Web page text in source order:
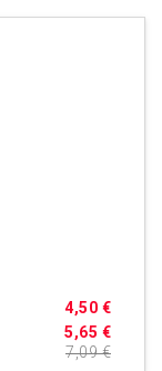
5,65 €
4,50 €
7,09 €